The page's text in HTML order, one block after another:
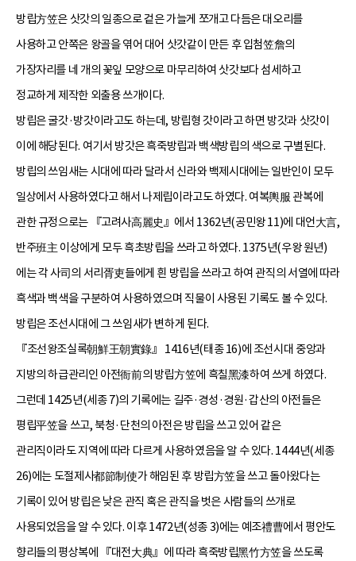
방립方笠은 삿갓의 일종으로 겉은 가늘게 쪼개고 다듬은 대오리를
사용하고 안쪽은 왕골을 엮어 대어 삿갓같이 만든 후 입첨笠詹의
가장자리를 네 개의 꽃잎 모양으로 마무리하여 삿갓보다 섬세하고
정교하게 제작한 외출용 쓰개이다.
방립은 굴갓·방갓이라고도 하는데, 방립형 갓이라고 하면 방갓과 삿갓이
이에 해당된다. 여기서 방갓은 흑죽방립과 백색방립의 색으로 구별된다.
방립의 쓰임새는 시대에 따라 달라서 신라와 백제시대에는 일반인이 모두
일상에서 사용하였다고 해서 나제립이라고도 하였다. 여복輿服 관복에
관한 규정으로는 『고려사高麗史』에서 1362년(공민왕 11)에 대언大言,
반주班主 이상에게 모두 흑초방립을 쓰라고 하였다. 1375년(우왕 원년)
에는 각 사司의 서리胥吏들에게 흰 방립을 쓰라고 하여 관직의 서열에 따라
흑색과 백색을 구분하여 사용하였으며 직물이 사용된 기록도 볼 수 있다.
방립은 조선시대에 그 쓰임새가 변하게 된다.
『조선왕조실록朝鮮王朝實錄』 1416년(태종 16)에 조선시대 중앙과
지방의 하급관리인 아전衙前의 방립方笠에 흑칠黑漆하여 쓰게 하였다.
그런데 1425년(세종 7)의 기록에는 길주·경성·경원·갑산의 아전들은
평립平笠을 쓰고, 북청·단천의 아전은 방립을 쓰고 있어 같은
관리직이라도 지역에 따라 다르게 사용하였음을 알 수 있다. 1444년(세종
26)에는 도절제사都節制使가 해임된 후 방립方笠을 쓰고 돌아왔다는
기록이 있어 방립은 낮은 관직 혹은 관직을 벗은 사람들의 쓰개로
사용되었음을 알 수 있다. 이후 1472년(성종 3)에는 예조禮曹에서 평안도
향리들의 평상복에 『대전大典』에 따라 흑죽방립黑竹方笠을 쓰도록